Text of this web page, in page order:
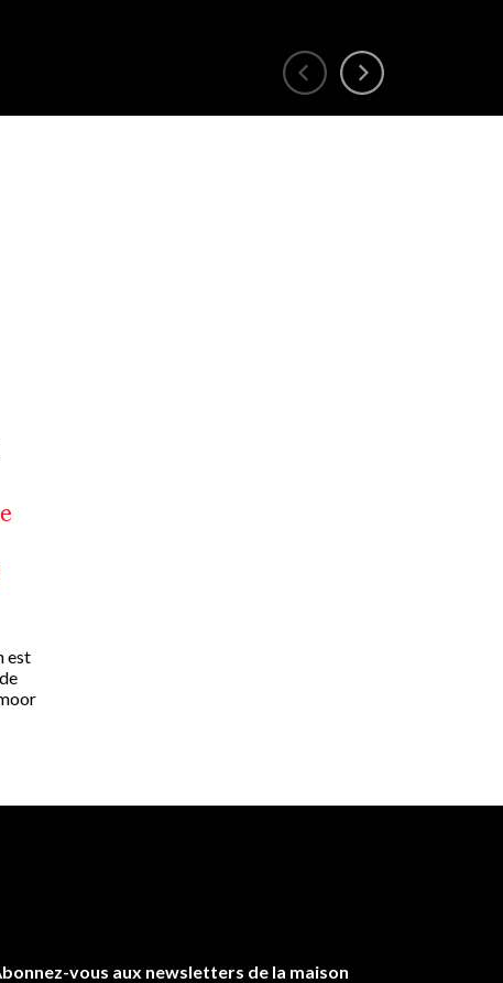
est
vous aux newsletters de la maison